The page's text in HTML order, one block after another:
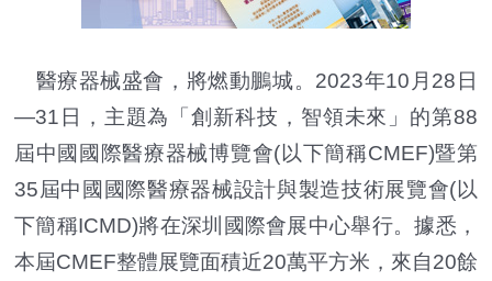
醫療器械盛會，將燃動鵬城。2023年10月28日
—31日，主題為「創新科技，智領未來」的第88
屆中國國際醫療器械博覽會(以下簡稱CMEF)暨第
35屆中國國際醫療器械設計與製造技術展覽會(以
下簡稱ICMD)將在深圳國際會展中心舉行。據悉，
本屆CMEF整體展覽面積近20萬平方米，來自20餘